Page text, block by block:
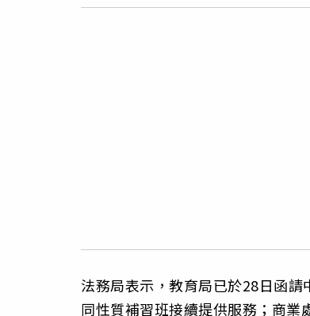
法務局表示，教育局已於28日函
同性質補習班接續提供服務；商業